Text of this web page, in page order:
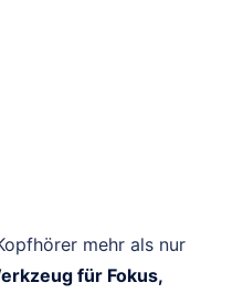
mehr als nur
für Fokus,